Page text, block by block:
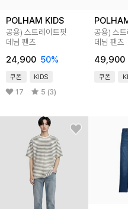
POLHAM KIDS
공용) 스트레이트핏
데님 팬츠
24,900 50%
쿠폰 KIDS
17 5 (3)
공용) 스
데님 팬츠
49,900
쿠폰